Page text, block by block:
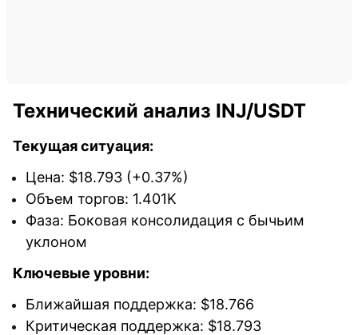
Технический анализ INJ/USDT
Текущая ситуация:
Цена: $18.793 (+0.37%)
Объем торгов: 1.401K
Фаза: Боковая консолидация с бычьим
уклоном
Ключевые уровни:
Ближайшая поддержка: $18.766
Критическая поддержка: $18.793